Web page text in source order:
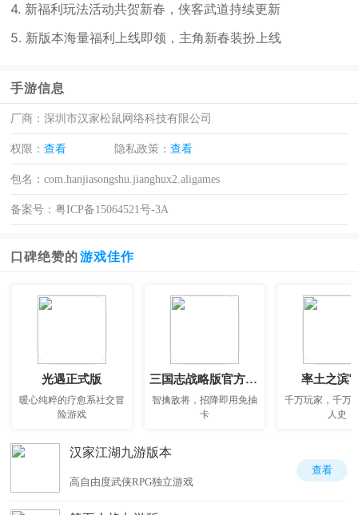
4. 新福利玩法活动共贺新春，侠客武道持续更新
5. 新版本海量福利上线即领，主角新春装扮上线
手游信息
厂商：深圳市汉家松鼠网络科技有限公司
权限：查看 隐私政策：查看
包名：com.hanjiasongshu.jianghux2.aligames
备案号：粤ICP备15064521号-3A
口碑绝赞的 游戏佳作
光遇正式版
暖心纯粹的疗愈系社交冒
险游戏
三国志战略版官方正版
智擒敌将，招降即用免抽
卡
率土之滨
千万玩家，千万
人史
汉家江湖九游版本
高自由度武侠RPG独立游戏
查看